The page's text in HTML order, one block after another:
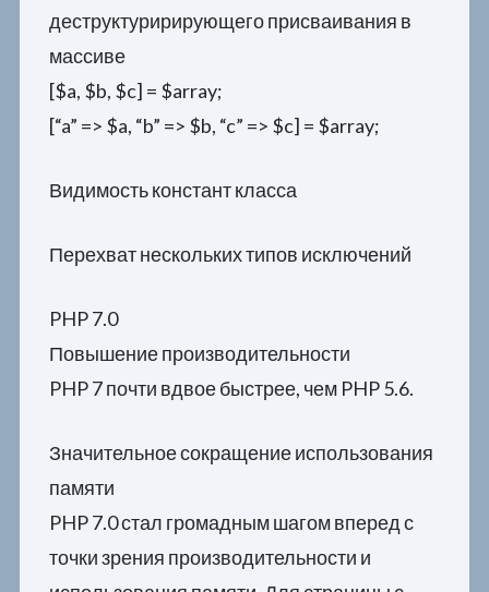
деструктуририрующего присваивания в
массиве
[$a, $b, $c] = $array;
[“a” => $a, “b” => $b, “c” => $c] = $array;
Видимость констант класса
Перехват нескольких типов исключений
PHP 7.0
Повышение производительности
PHP 7 почти вдвое быстрее, чем PHP 5.6.
Значительное сокращение использования
памяти
PHP 7.0 стал громадным шагом вперед с
точки зрения производительности и